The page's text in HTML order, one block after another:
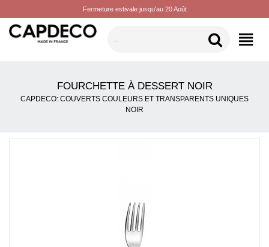
Fermeture estivale jusqu'au 20 Août
CATÉGORIES
FOURCHETTE À DESSERT NOIR
CAPDECO: COUVERTS COULEURS ET TRANSPARENTS UNIQUES
NOIR